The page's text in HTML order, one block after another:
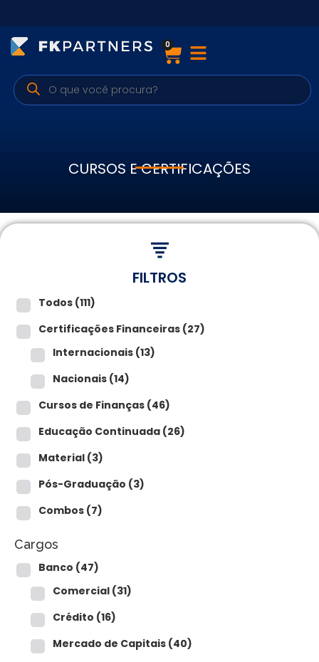
Cursos
Preparatórios Nacionais
Para empresas
PORTAL EAD
0
CURSOS E CERTIFICAÇÕES
FILTROS
Todos (111)
Certificações Financeiras (27)
Internacionais (13)
Nacionais (14)
Cursos de Finanças (46)
Educação Continuada (26)
Material (3)
Pós-Graduação (3)
Combos (7)
Cargos
Banco (47)
Comercial (31)
Crédito (16)
Mercado de Capitais (40)